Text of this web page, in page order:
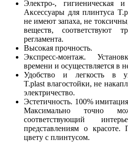
Электро-, гигиеническая и
Аксессуары для плинтуса
не имеют запаха, не
веществ, соответствуют
регламента.
Высокая прочность.
Экспресс-монтаж.
времени и осуществляется в
Удобство и легкость в
T.рlast влагостойки, не
электричество.
Эстетичность. 100%
Максимально точно
соответствующий
представлениям о
цвету с плинтусом.